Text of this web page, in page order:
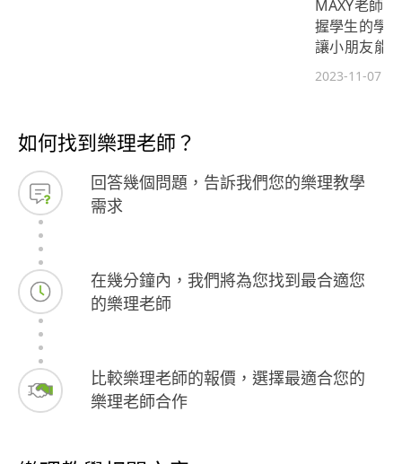
MAXY老師
握學生的學
讓小朋友能
優的好成績
2023-11-07
如何找到樂理老師？
回答幾個問題，告訴我們您的樂理教學
需求
在幾分鐘內，我們將為您找到最合適您
的樂理老師
比較樂理老師的報價，選擇最適合您的
樂理老師合作